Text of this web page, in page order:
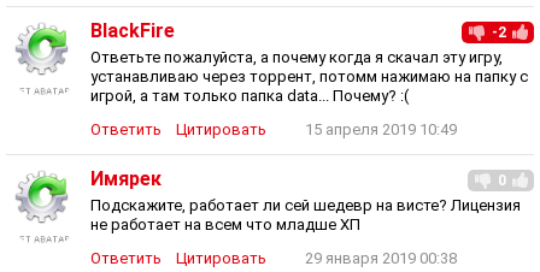
-2
BlackFire
Ответьте пожалуйста, а почему когда я скачал эту игру,
устанавливаю через торрент, потомм нажимаю на папку с
игрой, а там только папка data... Почему? :(
Ответить
Цитировать 15 апреля 2019 10:49
0
Имярек
Подскажите, работает ли сей шедевр на висте? Лицензия
не работает на всем что младше ХП
Ответить
Цитировать 29 января 2019 00:38